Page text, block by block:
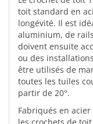
toit standard en
longévité. Il est
aluminium, de
doivent ensuite
ou des
être utilisés de
toutes les tuiles
partir de 20°.
Fabriqués en